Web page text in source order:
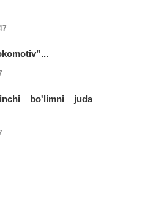
bo'limni juda